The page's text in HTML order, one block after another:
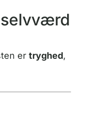
er tryghed,